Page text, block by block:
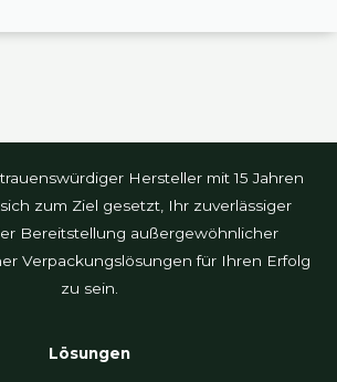
Hersteller mit 15 Jahren
zum Ziel gesetzt, Ihr zuverlässiger
Bereitstellung außergewöhnlicher
Verpackungslösungen für Ihren Erfolg
zu sein.
Lösungen